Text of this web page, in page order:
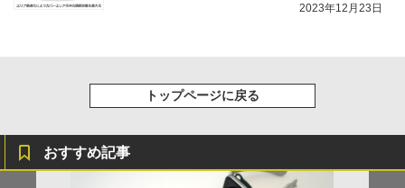
2023年12月23日
トップページに戻る
おすすめ記事